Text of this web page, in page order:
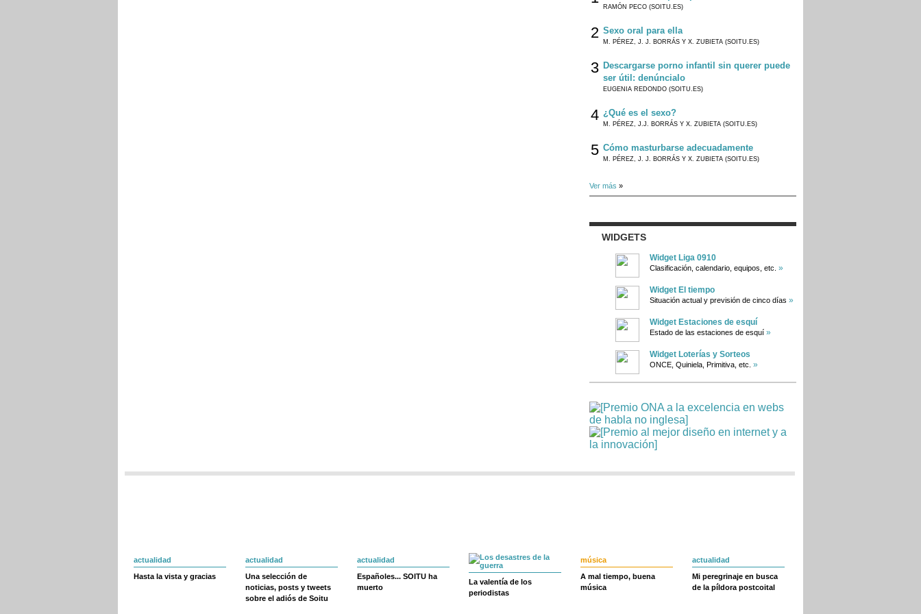
RAMÓN PECO (SOITU.ES)
2 Sexo oral para ella
M. PÉREZ, J. J. BORRÁS Y X. ZUBIETA (SOITU.ES)
3 Descargarse porno infantil sin querer puede
ser útil: denúncialo
EUGENIA REDONDO (SOITU.ES)
4 ¿Qué es el sexo?
M. PÉREZ, J.J. BORRÁS Y X. ZUBIETA (SOITU.ES)
5 Cómo masturbarse adecuadamente
M. PÉREZ, J. J. BORRÁS Y X. ZUBIETA (SOITU.ES)
Ver más »
WIDGETS
Widget Liga 0910
Clasificación, calendario, equipos, etc. »
Widget El tiempo
Situación actual y previsión de cinco días »
Widget Estaciones de esquí
Estado de las estaciones de esquí »
Widget Loterías y Sorteos
ONCE, Quiniela, Primitiva, etc. »
actualidad
Hasta la vista y gracias
actualidad
Una selección de
noticias, posts y tweets
sobre el adiós de Soitu
actualidad
Españoles... SOITU ha
muerto
La valentía de los
periodistas
música
A mal tiempo, buena
música
actualidad
Mi peregrinaje en busca
de la píldora postcoital